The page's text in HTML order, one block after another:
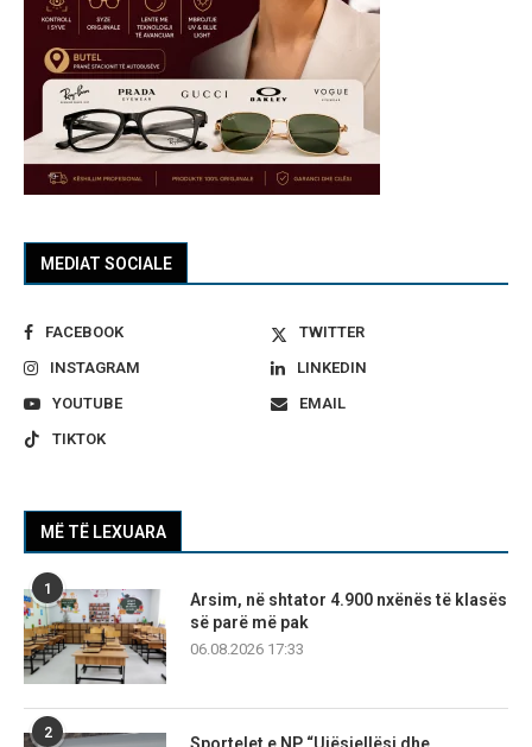
MEDIAT SOCIALE
FACEBOOK
TWITTER
INSTAGRAM
LINKEDIN
YOUTUBE
EMAIL
TIKTOK
MË TË LEXUARA
1
Arsim, në shtator 4.900 nxënës të klasës
së parë më pak
06.08.2026 17:33
2
Sportelet e NP “Ujësjellësi dhe